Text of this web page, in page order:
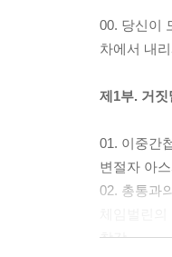
00. 당신이
차에서 내
제1부. 거짓
01. 이중간
변절자 아
02. 총통과
착각